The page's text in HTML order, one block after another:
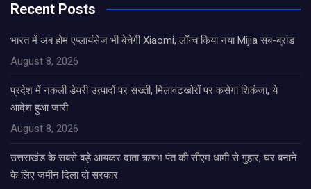
Recent Posts
भारत में अब होम एप्लायंसेज भी बेचेगी Xiaomi, लॉन्च किया नया Mijia सब-ब्रांड
August 8, 2026
प्रदेश में नकली डेयरी उत्पादों पर सख्ती, मिलावटखोरों पर कसेगा शिकंजा, ये
आदेश हुआ जारी
August 8, 2026
उत्तराखंड के सबसे बड़े आयकर दाता ऋषभ पंत की सीएम धामी से गुहार, घर बनाने
के लिए जमीन दिला दो सरकार